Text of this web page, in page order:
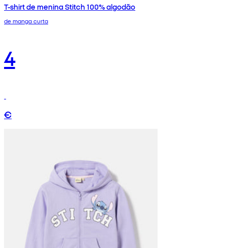
T-shirt de menina Stitch 100% algodão
de manga curta
4
€